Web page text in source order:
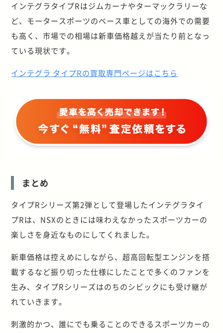
インテグラタイプRはジムカーナやターマックラリーな
ど、モータースポーツのベース車としての海外での需要
も高く、市場での相場は新車価格越えが当たり前となっ
ている現状です。
インテグラ タイプRの買取専門ページはこちら
まとめ
タイプRシリーズ第2弾として登場したインテグラタイ
プRは、NSXのときには味わえなかったスポーツカーの
楽しさを身近なものにしてくれました。
新車価格は控えめにしながら、超高回転型エンジンを搭
載するなど振り切った仕様にしたことで多くのファンを
生み、タイプRシリーズはのちのシビックにも受け継が
れていきます。
刺激的かつ、誰にでも乗ることのできるスポーツカーの